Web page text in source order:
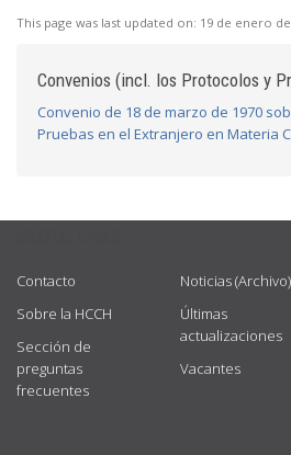
This page was last updated on: 19 de enero
Convenios (incl. los Protocolos y
Convenio de 18 de marzo de 1970
Pruebas en el Extranjero en Materia
Contacto
Sobre la HCCH
Sección de
preguntas
frecuentes
Noticias (Archivo)
Últimas
actualizaciones
Vacantes